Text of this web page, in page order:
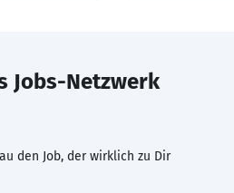
Jobs-Netzwerk
den Job, der wirklich zu Dir